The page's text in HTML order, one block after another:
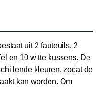
uit 2 fauteuils, 2
en 10 witte kussens. De
kleuren, zodat de
kan worden. Om